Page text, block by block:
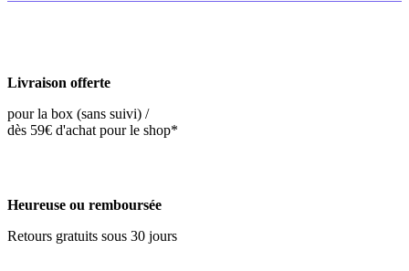
Livraison offerte
pour la box (sans suivi) /
dès 59€ d'achat pour le shop*
Heureuse ou remboursée
Retours gratuits sous 30 jours